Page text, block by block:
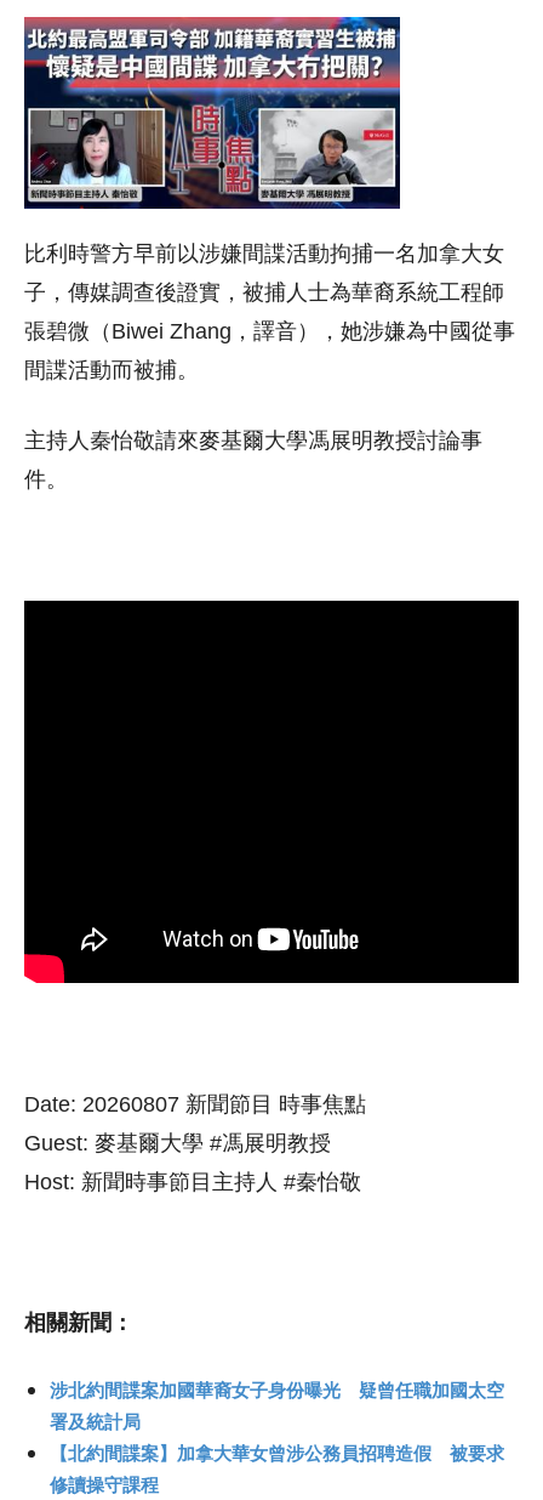
比利時警方早前以涉嫌間諜活動拘捕一名加拿大女
子，傳媒調查後證實，被捕人士為華裔系統工程師
張碧微（Biwei Zhang，譯音），她涉嫌為中國從事
間諜活動而被捕。
主持人秦怡敬請來麥基爾大學馮展明教授討論事
件。
Date: 20260807 新聞節目 時事焦點
Guest: 麥基爾大學 #馮展明教授
Host: 新聞時事節目主持人 #秦怡敬
相關新聞：
涉北約間諜案加國華裔女子身份曝光 疑曾任職加國太空
署及統計局
【北約間諜案】加拿大華女曾涉公務員招聘造假 被要求
修讀操守課程